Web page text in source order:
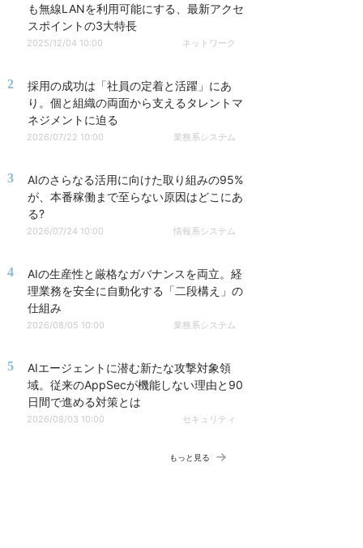
も無線LANを利用可能にする、最新アクセ
スポイントの3大特長
2025/12/04 10:00 ネットワーク
2
採用の成功は「社員の定着と活躍」にあ
り。個と組織の両面から支えるタレントマ
ネジメントに迫る
2026/07/22 10:00 業務系システム
3
AIのさらなる活用に向けた取り組みの95%
が、本番稼働まで至らない原因はどこにあ
る?
2026/07/24 10:00 情報系システム
4
AIの生産性と厳格なガバナンスを両立。経
理業務を安全に自動化する「二段構え」の
仕組み
2026/08/05 10:00 業務系システム
5
AIエージェントに潜む新たな攻撃対象領
域。従来のAppSecが機能しない理由と90
日間で進める対策とは
2026/08/03 10:00 セキュリティ
もっと見る